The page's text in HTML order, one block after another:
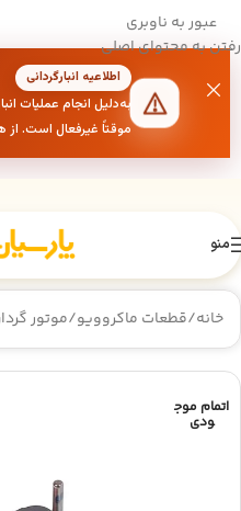
عبور به ناوبری
رفتن به محتوای اصلی
اطلاعیه انبارگردانی
به‌دلیل انجام عملیات
موقتاً غیرفعال است. از
منو
خانه/قطعات ماکروویو/موتور
اتمام موج
ودی